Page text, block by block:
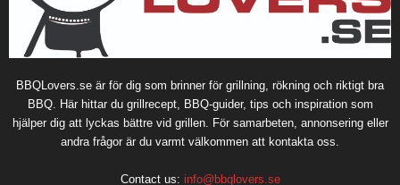
BBQLovers.se är för dig som brinner för grillning, rökning och riktigt bra
BBQ. Här hittar du grillrecept, BBQ-guider, tips och inspiration som
hjälper dig att lyckas bättre vid grillen. För samarbeten, annonsering eller
andra frågor är du varmt välkommen att kontakta oss.
Contact us: info@bbqlovers.se